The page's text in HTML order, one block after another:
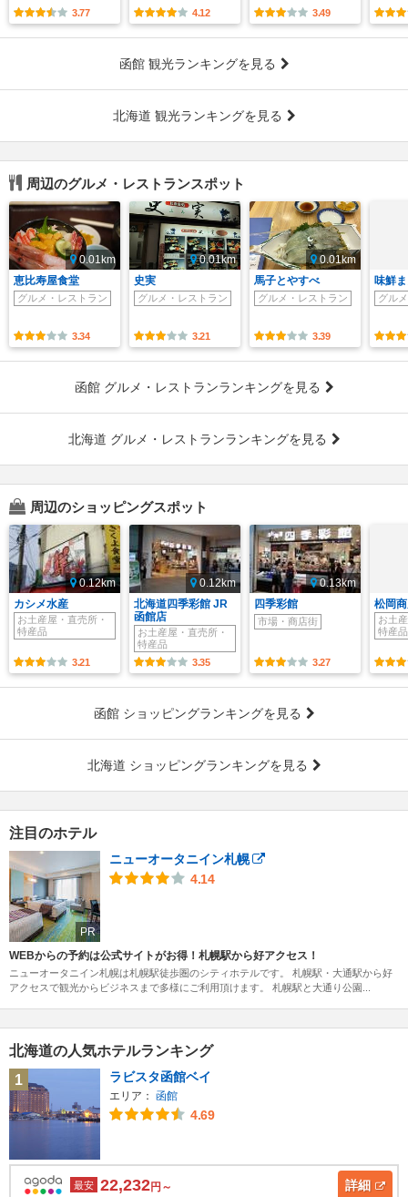
3.77 4.12 3.49
函館 観光ランキングを見る
北海道 観光ランキングを見る
周辺のグルメ・レストランスポット
0.01km
恵比寿屋食堂
グルメ・レストラン
3.34
0.01km
史実
グルメ・レストラン
3.21
0.01km
馬子とやすべ
グルメ・レストラン
3.39
味鮮
グル
函館 グルメ・レストランランキングを見る
北海道 グルメ・レストランランキングを見る
周辺のショッピングスポット
0.12km
カシメ水産
お土産屋・直売所・
特産品
3.21
0.12km
北海道四季彩館 JR
函館店
お土産屋・直売所・
特産品
3.35
0.13km
四季彩館
市場・商店街
3.27
松岡
お土
特産品
函館 ショッピングランキングを見る
北海道 ショッピングランキングを見る
注目のホテル
PR
ニューオータニイン札幌
4.14
WEBからの予約は公式サイトがお得！札幌駅から好アクセス！
ニューオータニイン札幌は札幌駅徒歩圏のシティホテルです。 札幌駅・大通駅から好
アクセスで観光からビジネスまで多様にご利用頂けます。 札幌駅と大通り公園...
北海道の人気ホテルランキング
1
ラビスタ函館ベイ
エリア： 函館
4.69
最安 22,232円～ 詳細